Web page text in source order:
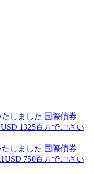
しました 国際債券
1325百万でござい
しました 国際債券
USD 750百万でござい